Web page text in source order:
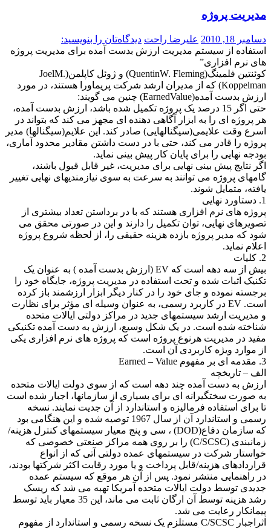
مدیریت پروژه
دسامبر 18, 2010 علیرضا راحت دیدگاه‌تان را بنویسید:
استفاده از سیستم مدیریت ارزش بدست آمده برای مدیریت پروژه
های نرم افزاری”
کوئنتین فلمینگ(QuentinW. Fleming) و ژوئل کاپلمن(JoelM.
Koppelman) که از مدیران ارشد شرکت پریماورا هستند، در مورد
ارزش بدست آمده(EarnedValue) چنين می گويند:
حتی اگر 15 درصد يک پروژه تکمیل شده باشد، ارزش بدست آمده،
هر پروژه ای را به ابزار آگاهی دهنده ای مجهز می کند که بتواند در
اسرع وقت علایمی(سیگنالهایی) صادر کند. این علایم(سیگنالها) مدیر
پروژه را قادر می کند، حتی با در دست داشتن مقادیر محدود آماری،
بودجه نهایی را برای پایان کار پیش بینی نماید.
اگر نتایج پیش بینی نهایی برای مدیریت، غیر قابل قبول باشند،
گامهای پروژه می توانند به سرعت به سوی نیازمندیهای نهایی تغییر
یافته، متمایل شوند.
1. دستاورد نهایی
پروژه های نرم افزاری هستند که با در برداستن تعداد بیشتری از
تصویرهای نهایی، توان تکمیل را دارند و این در صورتی محقق می
شود که مدیر پروژه بازده هزینه حقیقی را، از لحظه شروع پروژه
اعلام نماید.
2. کلیات
بیش از سه دهه است که EV (ارزش بدست آمده ) به عنوان یک
تکنیک اثبات شده و تحت استفاده در مدیریت پروژه، جایگاه خود را
برجسته نموده و جای خود را در کنار دیگر ابزار ارزشمند باز کرده
است. EV در کاربرد رسمی، به عنوان وسیله ای مؤثر برای نظارت
و مدیریت ارشد سیستمهای جدید در مراکز دولتی ایالات متحده
شناخته شده است. در یک شکل وسیع، ارزش به دست آمده تکنیکی
مفید در مدیریت هرنوع پروژه است که پروژه های نرم افزاری یکی
از موارد ویژه کاربردی آن است.
3. مقدمه ای بر مفهوم Earned – Value
الف – تاریخچه
ارزش به دست آمده چند دهه است که از سوی دولت ایالات متحده
به صورت سختگیرانه ای برای بسیاری از سازمانها، اجبار شده است
تا برای استفاده فرمالیزه و استاندارد از آن جدیت نمایند. نسخه
رسمی و استاندارد آن از سال 1967 توصیه شده و این هنگامی بود
که سازمان دفاع(DOD) ، سی و پنج معیار سیستمهای کنترل هزینه/
زمانبندی (C/SCSC) را بر روی همه مراکز صنعتی خصوصی که
خواستار شرکت در سیستمهای عمده دولتی آتی که از انواع
قراردادهای هزینه/قابل پرداخت و یا مورد رقابت اکثر شرکتها بودند،
در راهنمایی منتشر نمود. پس از آن هر موقع که سیستم عمده
جدیدی توسط دولت ایالات متحده آمریکا تهبه می شد که ریسک
رشد هزینه توسط آن ارگان ثابت می ماند، این 35 معیار باید توسط
پیمانکار رعایت می شد.
اثراجبار C/SCSC مستلزم یک نسخه رسمی و استاندارد از مفهوم